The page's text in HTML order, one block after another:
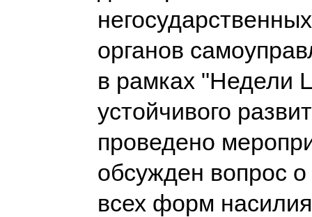
органов
в рамках "Недели
устойчивого
проведено
обсужден вопрос
всех форм